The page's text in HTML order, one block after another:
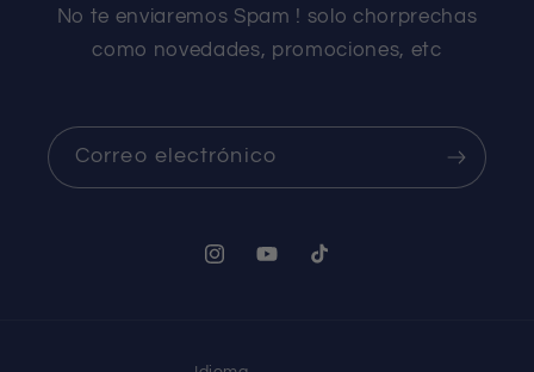
No te enviaremos Spam ! solo chorprechas
como novedades, promociones, etc
Correo electrónico
InstagramYouTubeTikTok